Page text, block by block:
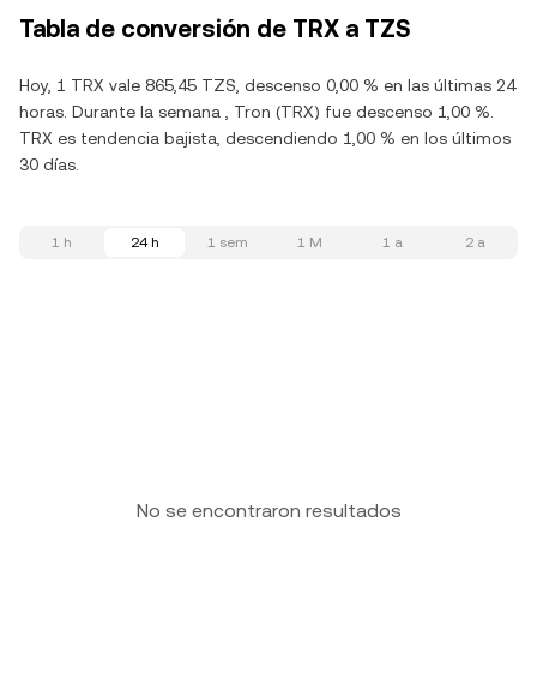
Tabla de conversión de TRX a TZS
Hoy, 1 TRX vale 865,45 TZS, descenso 0,00 % en las últimas 24
horas. Durante la semana , Tron (TRX) fue descenso 1,00 %.
TRX es tendencia bajista, descendiendo 1,00 % en los últimos
30 días.
1 h 24 h 1 sem 1 M 1 a 2 a
No se encontraron resultados